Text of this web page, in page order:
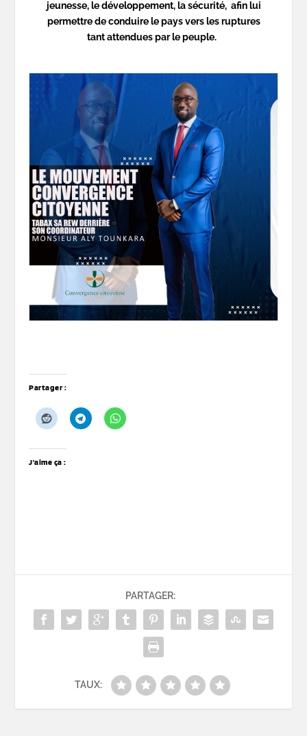
jeunesse, le développement, la sécurité, afin lui
permettre de conduire le pays vers les ruptures
tant attendues par le peuple.
Partager :
J’aime ça :
PARTAGER:
TAUX: